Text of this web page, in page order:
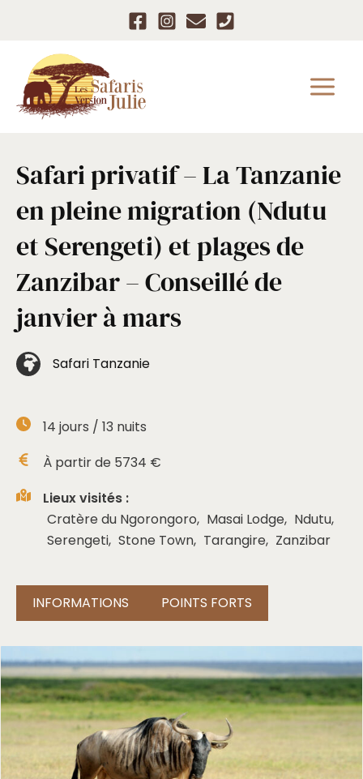
contenu
Safari privatif – La Tanzanie
en pleine migration (Ndutu
et Serengeti) et plages de
Zanzibar – Conseillé de
janvier à mars
Safari Tanzanie
14 jours / 13 nuits
À partir de 5734 €
Lieux visités :
Cratère du Ngorongoro, Masai Lodge, Ndutu,
Serengeti, Stone Town, Tarangire, Zanzibar
INFORMATIONS POINTS FORTS